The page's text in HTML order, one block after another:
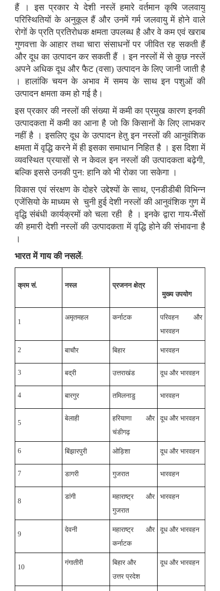
हैं । इस प्रकार ये देशी नस्लें हमारे वर्तमान कृषि जलवायु
परिस्थितियों के अनुकूल हैं और उनमें गर्म जलवायु में होने वाले
रोगों के प्रति प्रतिरोधक क्षमता उपलब्ध है और वे कम एवं खराब
गुणवत्ता के आहार तथा चारा संसाधनों पर जीवित रह सकती हैं
और दूध का उत्पादन कर सकती हैं । इन नस्लों में से कुछ नस्लें
अपने अधिक दूध और फैट (वसा) उत्पादन के लिए जानी जाती है
। हालांकि चयन के अभाव में समय के साथ इन पशुओं की
उत्पादन क्षमता कम हो गई है।
इस प्रकार की नस्‍लों की संख्‍या में कमी का प्रमुख कारण इनकी
उत्‍पादकता में कमी का आना है जो कि किसानों के लिए लाभकर
नहीं है । इसलिए दूध के उत्‍पादन हेतु इन नस्‍लों की आनुवंशिक
क्षमता में वृद्धि करने में ही इसका समाधान निहित है । इस दिशा में
व्यवस्थित प्रयासों से न केवल इन नस्‍लों की उत्‍पादकता बढ़ेगी,
बल्कि इससे उनकी पुन: हानि को भी रोका जा सकेगा ।
विकास एवं संरक्षण के दोहरे उद्देश्यों के साथ, एनडीडीबी विभिन्न
एजेंसियो के माध्यम से चुनी हुई देशी नस्‍लों की आनुवंशिक गुण में
वृद्धि संबंधी कार्यक्रमों को चला रही है । इनके द्वारा गाय-भैंसों
की हमारी देशी नस्‍लों की उत्‍पादकता में वृद्धि होने की संभावना है
।
भारत में गाय की नसलें:
क्रम सं. नस्‍ल
प्रजनन क्षेत्र
मुख्य उपयोग
1
अमृतमहल कर्नाटक
परिवहन और
भारवहन
2 बाचौर बिहार भारवहन
3 बद्री उत्तराखंड दूध और भारवहन
4 बारगुर तमिलनाडु भारवहन
5
बेलाही
हरियाणा और
चंडीगढ़
दूध और भारवहन
6 बिंझारपुरी ओड़िशा दूध और भारवहन
7 डागरी गुजरात भारवहन
8
डांगी
महाराष्ट्र और
गुजरात
भारवहन
9
देवनी
महाराष्ट्र और
कर्नाटक
दूध और भारवहन
10
गंगातीरी
बिहार और
उत्तर प्रदेश
दूध और भारवहन